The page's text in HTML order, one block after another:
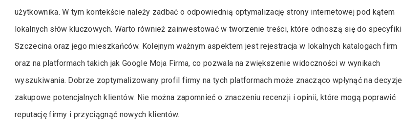
użytkownika. W tym kontekście należy zadbać o odpowiednią optymalizację strony internetowej pod kątem
lokalnych słów kluczowych. Warto również zainwestować w tworzenie treści, które odnoszą się do specyfiki
Szczecina oraz jego mieszkańców. Kolejnym ważnym aspektem jest rejestracja w lokalnych katalogach firm
oraz na platformach takich jak Google Moja Firma, co pozwala na zwiększenie widoczności w wynikach
wyszukiwania. Dobrze zoptymalizowany profil firmy na tych platformach może znacząco wpłynąć na decyzje
zakupowe potencjalnych klientów. Nie można zapomnieć o znaczeniu recenzji i opinii, które mogą poprawić
reputację firmy i przyciągnąć nowych klientów.